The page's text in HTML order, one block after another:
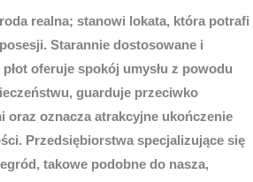
realna; stanowi lokata, która potrafi
Starannie dostosowane i
oferuje spokój umysłu z powodu
guarduje przeciwko
oraz oznacza atrakcyjne ukończenie
Przedsiębiorstwa specjalizujące się
takowe podobne do nasza,